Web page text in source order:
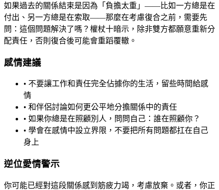
如果過去的關係結束是因為「負擔太重」——比如一方總是在
付出、另一方總是在索取——那麼在考慮復合之前，需要先
問：這個問題解決了嗎？權杖十暗示，除非雙方都願意重新分
配責任，否則復合後可能會重蹈覆轍。
感情建議
• 不要讓工作和責任完全佔據你的生活，留些時間給感
情
• 和伴侶討論如何更公平地分擔關係中的責任
• 如果你總是在照顧別人，問問自己：誰在照顧你？
• 學會在感情中設立界限，不要把所有問題都扛在自己
身上
逆位愛情警示
你可能已經對這段關係感到筋疲力竭，考慮放棄。或者，你正